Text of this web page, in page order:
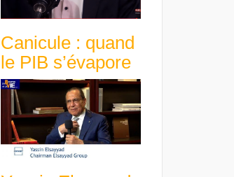
Canicule : quand
le PIB s’évapore